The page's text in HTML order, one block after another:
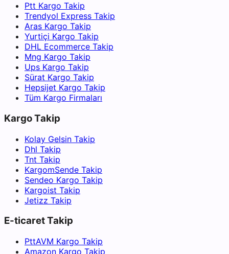
Ptt Kargo Takip
Trendyol Express Takip
Aras Kargo Takip
Yurtiçi Kargo Takip
DHL Ecommerce Takip
Mng Kargo Takip
Ups Kargo Takip
Sürat Kargo Takip
Hepsijet Kargo Takip
Tüm Kargo Firmaları
Kargo Takip
Kolay Gelsin Takip
Dhl Takip
Tnt Takip
KargomSende Takip
Sendeo Kargo Takip
Kargoist Takip
Jetizz Takip
E-ticaret Takip
PttAVM Kargo Takip
Amazon Kargo Takip